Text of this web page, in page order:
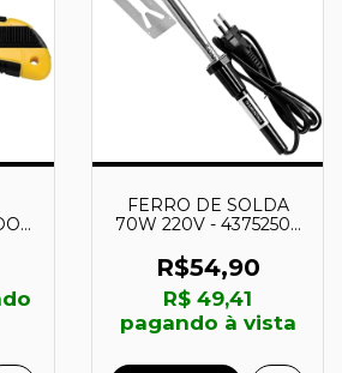
FERRO DE SOLDA
70W 220V - 43752507
R$54,90
R$ 49,41
pagando à vista